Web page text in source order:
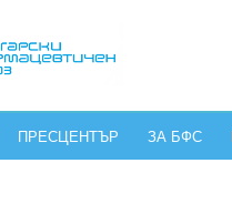
ПРЕСЦЕНТЪР ЗА БФС